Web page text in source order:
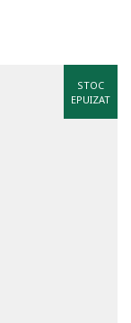
STOC
EPUIZAT